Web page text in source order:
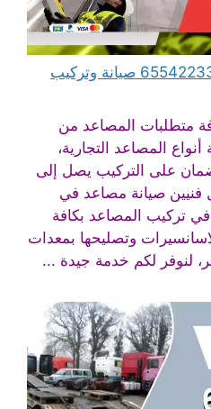
صيانة مصاعد في الكويت 65542233 صيانة وتركيب
متطلبات المصاعد من
المصاعد التجارية،
على التركيب يصل إلى
فنيين صيانة مصاعد في
تركيب المصاعد بكافة
وتصليحها بمعدات
لنوفر لكم خدمة جيدة ...